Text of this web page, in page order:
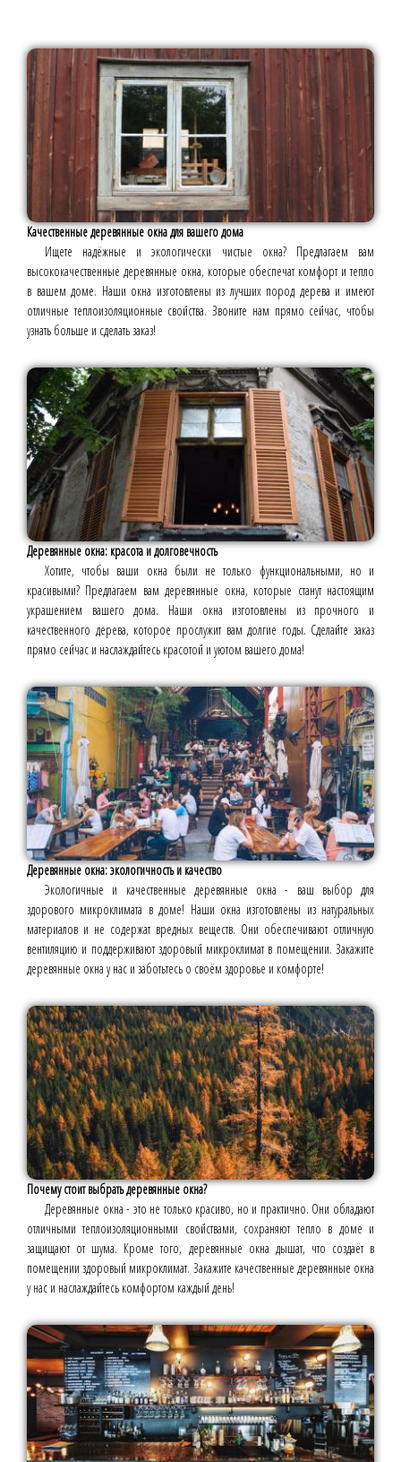
Качественные деревянные окна для вашего дома
Ищете надёжные и экологически чистые окна? Предлагаем вам
высококачественные деревянные окна, которые обеспечат комфорт и тепло
в вашем доме. Наши окна изготовлены из лучших пород дерева и имеют
отличные теплоизоляционные свойства. Звоните нам прямо сейчас, чтобы
узнать больше и сделать заказ!
Деревянные окна: красота и долговечность
Хотите, чтобы ваши окна были не только функциональными, но и
красивыми? Предлагаем вам деревянные окна, которые станут настоящим
украшением вашего дома. Наши окна изготовлены из прочного и
качественного дерева, которое прослужит вам долгие годы. Сделайте заказ
прямо сейчас и наслаждайтесь красотой и уютом вашего дома!
Деревянные окна: экологичность и качество
Экологичные и качественные деревянные окна - ваш выбор для
здорового микроклимата в доме! Наши окна изготовлены из натуральных
материалов и не содержат вредных веществ. Они обеспечивают отличную
вентиляцию и поддерживают здоровый микроклимат в помещении. Закажите
деревянные окна у нас и заботьтесь о своём здоровье и комфорте!
Почему стоит выбрать деревянные окна?
Деревянные окна - это не только красиво, но и практично. Они обладают
отличными теплоизоляционными свойствами, сохраняют тепло в доме и
защищают от шума. Кроме того, деревянные окна дышат, что создаёт в
помещении здоровый микроклимат. Закажите качественные деревянные окна
у нас и наслаждайтесь комфортом каждый день!